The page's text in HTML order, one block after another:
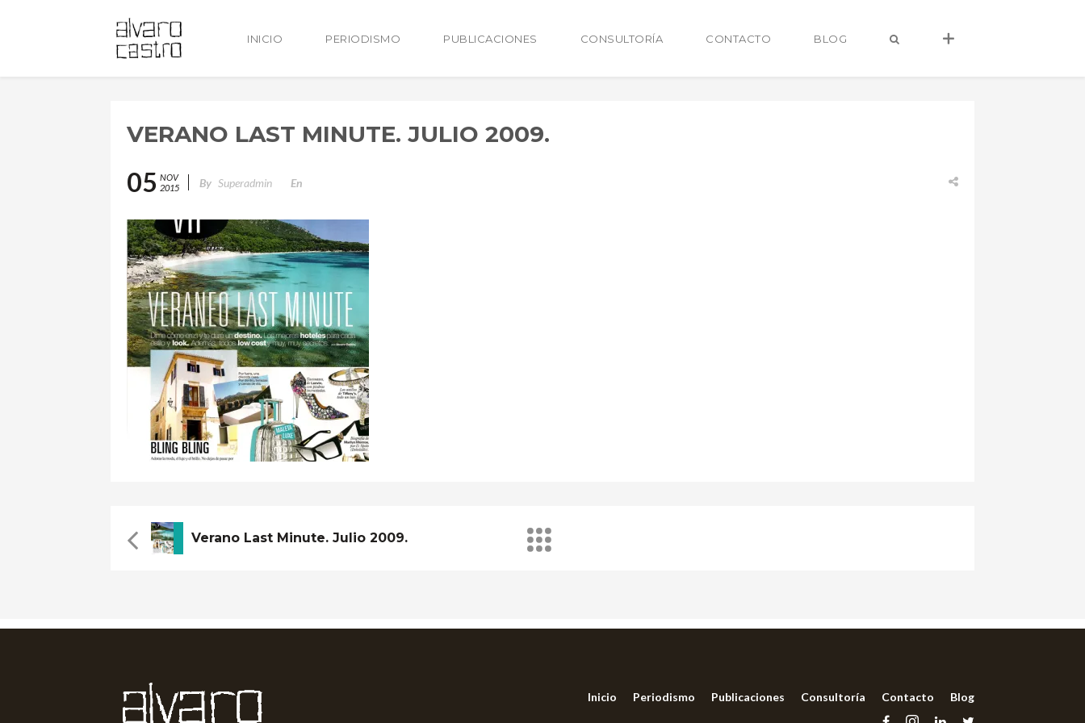
INICIO PERIODISMO PUBLICACIONES CONSULTORÍA CONTACTO BLOG
VERANO LAST MINUTE. JULIO 2009.
05 NOV
2015
By Superadmin En
Verano Last Minute. Julio 2009.
Inicio Periodismo Publicaciones Consultoría Contacto Blog